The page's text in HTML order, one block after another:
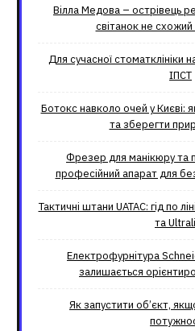
Вілла Медова – острівець
світанок не
Для сучасної стоматклініки
ІПСТ
Ботокс навколо очей у Києві:
та зберегти
Фрезер для манікюру та
професійний апарат для
Тактичні штани UATAC: гід по
та
Електрофурнітура
залишається
Як запустити об’єкт,